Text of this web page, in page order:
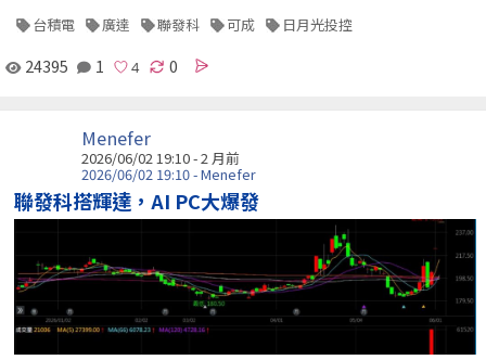
台積電 廣達 聯發科 可成 日月光投控
24395 1 0
Menefer
2026/06/02 19:10 - 2 月前
2026/06/02 19:10 - Menefer
聯發科搭輝達，AI PC大爆發